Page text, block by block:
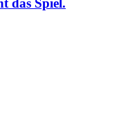
das Spiel.